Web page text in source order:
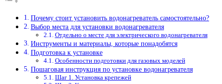
Почему стоит установить водонагреватель самостоятельно?
Выбор места для установки водонагревателя
Отдельно о месте для электрического водонагревателя
Инструменты и материалы, которые понадобятся
Подготовка к установке
Особенности подготовки для газовых моделей
Пошаговая инструкция по установке водонагревателя
Шаг 1. Установка крепежей